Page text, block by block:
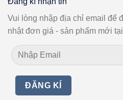
Vui lòng nhập địa chỉ email để
nhật đơn giá - sản phẩm mới